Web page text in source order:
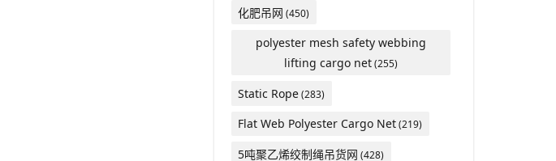
化肥吊网 (450)
polyester mesh safety webbing
lifting cargo net(255)
Static Rope(283)
Flat Web Polyester Cargo Net(219)
5吨聚乙烯绞制绳吊货网 (428)